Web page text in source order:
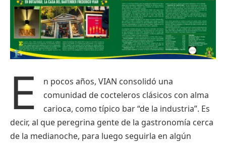
E
n pocos años, VIAN consolidó una
comunidad de cocteleros clásicos con alma
carioca, como típico bar “de la industria”. Es
decir, al que peregrina gente de la gastronomía cerca
de la medianoche, para luego seguirla en algún